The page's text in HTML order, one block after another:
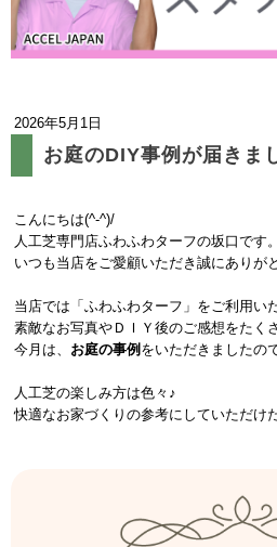
2026年5月1日
お庭のDIY事例が届きま
こんにちは(^-^)/
人工芝専門店ふわふわターフの坂口です。
いつも当店をご愛顧いただき誠にありが
当店では「ふわふわターフ」をご利用い
素敵なお写真やＤＩＹ後のご感想をたく
今月は、 お庭の事例をいただきましたの
人工芝の楽しみ方は色々♪
快適なお家づくりの参考にしていただけ